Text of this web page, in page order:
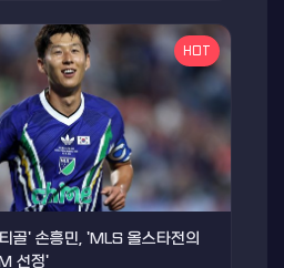
HOT
골' 손흥민, 'MLS 올스타전의
선정'